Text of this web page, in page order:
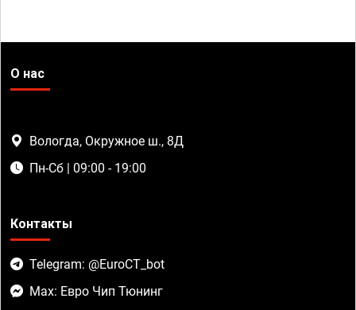
О нас
Вологда, Окружное ш., 8Д
Пн-Сб | 09:00 - 19:00
Контакты
Telegram: @EuroCT_bot
Max: Евро Чип Тюнинг